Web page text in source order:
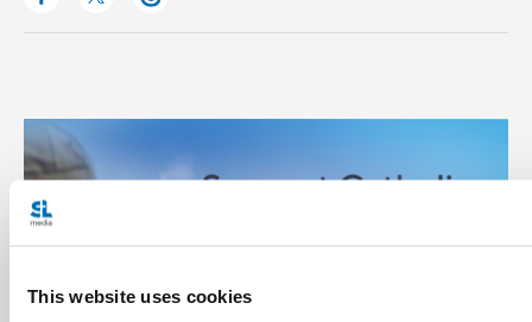
This website uses cookies